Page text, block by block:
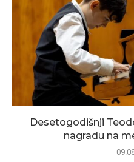
Desetogodišnji
nagradu na